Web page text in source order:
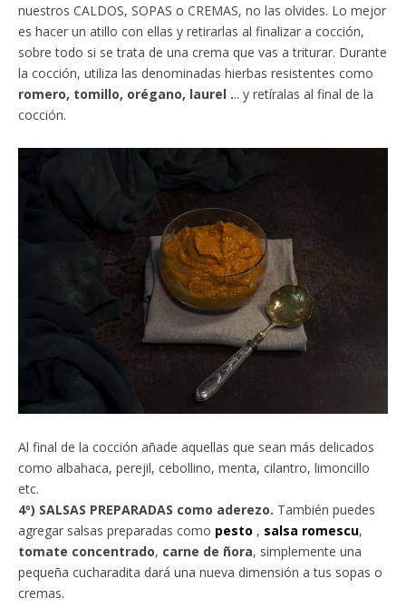
nuestros CALDOS, SOPAS o CREMAS, no las olvides. Lo mejor
es hacer un atillo con ellas y retirarlas al finalizar a cocción,
sobre todo si se trata de una crema que vas a triturar. Durante
la cocción, utiliza las denominadas hierbas resistentes como
romero, tomillo, orégano, laurel ... y retíralas al final de la
cocción.
Al final de la cocción añade aquellas que sean más delicados
como albahaca, perejil, cebollino, menta, cilantro, limoncillo
etc.
4º) SALSAS PREPARADAS como aderezo. También puedes
agregar salsas preparadas como pesto , salsa romescu,
tomate concentrado, carne de ñora, simplemente una
pequeña cucharadita dará una nueva dimensión a tus sopas o
cremas.